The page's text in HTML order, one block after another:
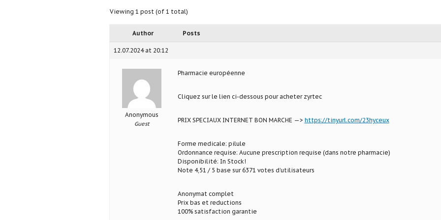
Viewing 1 post (of 1 total)
Author Posts
12.07.2024 at 20:12
Anonymous
Guest
Pharmacie européenne
Cliquez sur le lien ci-dessous pour acheter zyrtec
PRIX SPECIAUX INTERNET BON MARCHE —> https://tinyurl.com/23hyceux
Forme medicale: pilule
Ordonnance requise: Aucune prescription requise (dans notre pharmacie)
Disponibilité: In Stock!
Note 4,51 / 5 base sur 6371 votes d’utilisateurs
Anonymat complet
Prix bas et reductions
100% satisfaction garantie